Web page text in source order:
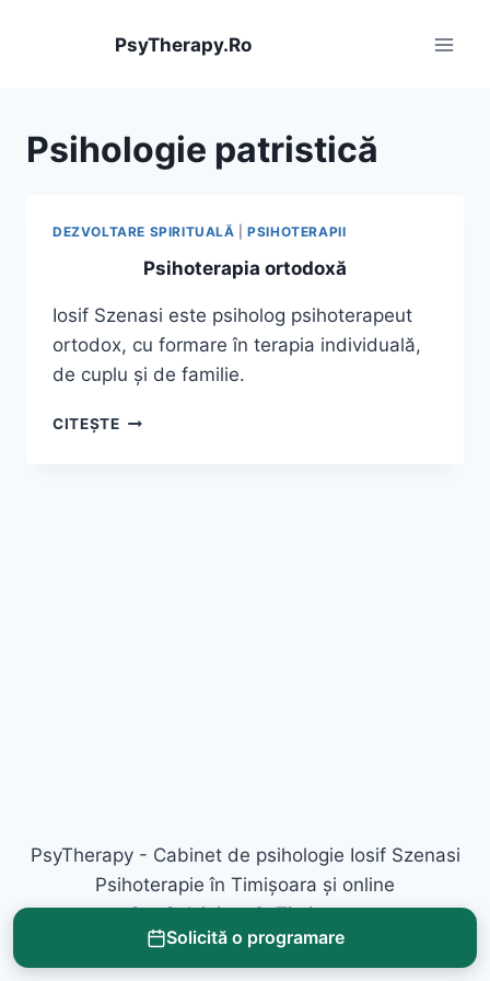
PsyTherapy.Ro
Psihologie patristică
DEZVOLTARE SPIRITUALĂ |PSIHOTERAPII
Psihoterapia ortodoxă
Iosif Szenasi este psiholog psihoterapeut
ortodox, cu formare în terapia individuală,
de cuplu și de familie.
CITEȘTEPSIHOTERAPIA
PsyTherapy - Cabinet de psihologie Iosif Szenasi
Psihoterapie în Timișoara și online
Str. Salciei nr. 2, Timișoara
Solicită o programare